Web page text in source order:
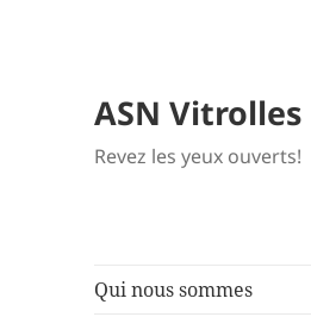
ASN Vitrolles
Revez les yeux ouverts!
Qui nous sommes